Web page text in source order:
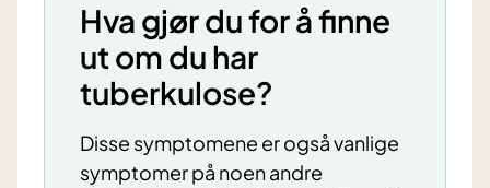
Hva gjør du for å finne
ut om du har
tuberkulose?
Disse symptomene er også vanlige
symptomer på noen andre